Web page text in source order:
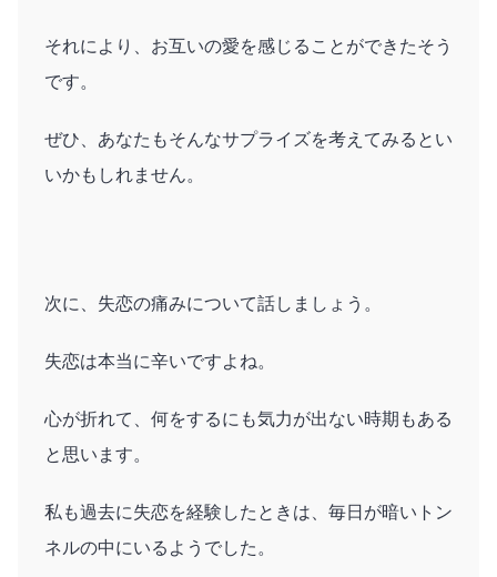
それにより、お互いの愛を感じることができたそう
です。
ぜひ、あなたもそんなサプライズを考えてみるとい
いかもしれません。
次に、失恋の痛みについて話しましょう。
失恋は本当に辛いですよね。
心が折れて、何をするにも気力が出ない時期もある
と思います。
私も過去に失恋を経験したときは、毎日が暗いトン
ネルの中にいるようでした。